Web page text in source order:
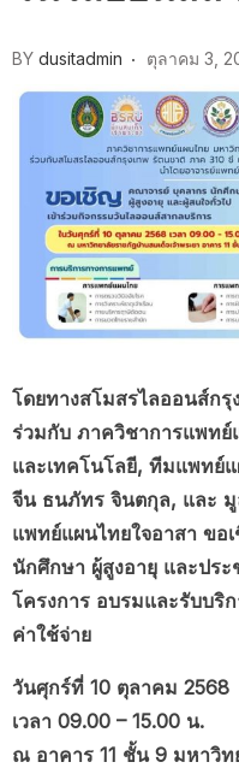
BY dusitadmin ตุลาคม 3,
โดยทางสโมสรไลออนส์ก
ร่วมกับ ภาควิชาการแพท
และเทคโนโลยี, ทีมแพทย์
จีน ธนภัทร จินตกุล, และ
แพทย์แผนไทยใจอาสา ข
นักศึกษา ผู้สูงอายุ และประ
โครงการ อบรมและรับบริ
ค่าใช้จ่าย
วันศุกร์ที่ 10 ตุลาคม 2568
เวลา 09.00 – 15.00 น.
ณ อาคาร 11 ชั้น 9 มหาวิท